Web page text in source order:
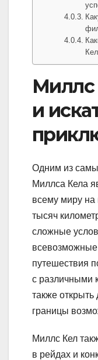
Миллс
и
Одним из
Миллса Кела
всему миру на
тысяч
сложные
всевозможные
путешествия
с различными
также
границы
Миллс Кел
в рейдах и